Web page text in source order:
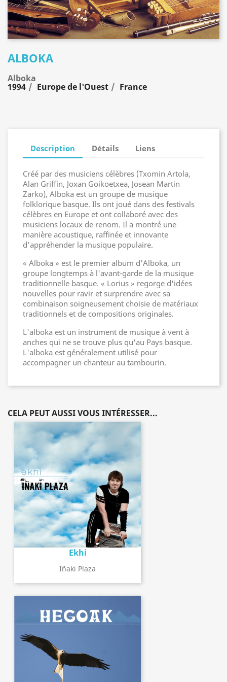
ALBOKA
Alboka
1994 Europe de l'Ouest France
Description Détails Liens
Créé par des musiciens célèbres (Txomin Artola,
Alan Griffin, Joxan Goikoetxea, Josean Martin
Zarko), Alboka est un groupe de musique
folklorique basque. Ils ont joué dans des festivals
célèbres en Europe et ont collaboré avec des
musiciens locaux de renom. Il a montré une
manière acoustique, raffinée et innovante
d’appréhender la musique populaire.
« Alboka » est le premier album d'Alboka, un
groupe longtemps à l'avant-garde de la musique
traditionnelle basque. « Lorius » regorge d'idées
nouvelles pour ravir et surprendre avec sa
combinaison soigneusement choisie de matériaux
traditionnels et de compositions originales.
L'alboka est un instrument de musique à vent à
anches qui ne se trouve plus qu'au Pays basque.
L'alboka est généralement utilisé pour
accompagner un chanteur au tambourin.
CELA PEUT AUSSI VOUS INTÉRESSER...
Ekhi
Iñaki Plaza